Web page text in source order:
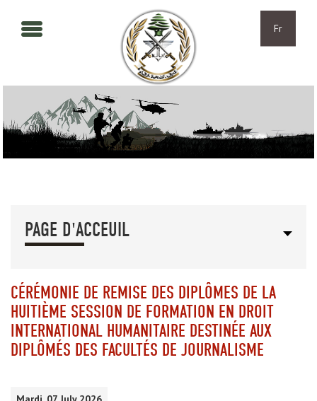
Fr
PAGE D'ACCEUIL
CÉRÉMONIE DE REMISE DES DIPLÔMES DE LA
HUITIÈME SESSION DE FORMATION EN DROIT
INTERNATIONAL HUMANITAIRE DESTINÉE AUX
DIPLÔMÉS DES FACULTÉS DE JOURNALISME